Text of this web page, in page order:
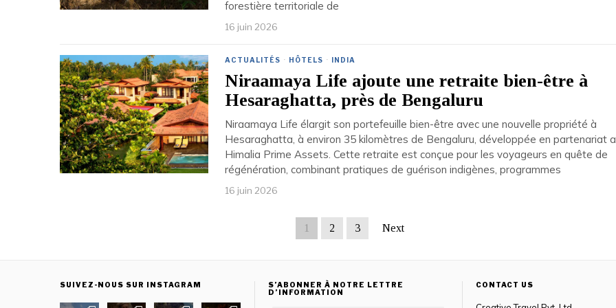
forestière territoriale de
16 juin 2026
ACTUALITÉS · HÔTELS · INDIA
Niraamaya Life ajoute une retraite bien-être à
Hesaraghatta, près de Bengaluru
Niraamaya Life élargit son portefeuille bien-être avec une nouvelle propriété à
Hesaraghatta, à environ 35 kilomètres de Bengaluru, développée en partenariat
Himalia Prime Assets. Cette retraite est conçue pour les voyageurs en quête de
régénération, combinant pratiques de guérison indigènes, programmes
16 juin 2026
1 2 3 Next
SUIVEZ-NOUS SUR INSTAGRAM
S’ABONNER À NOTRE LETTRE
D’INFORMATION
CONTACT US